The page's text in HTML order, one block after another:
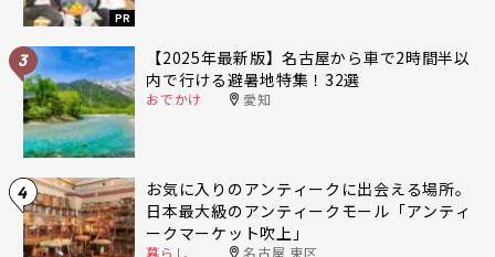
PR
3
【2025年最新版】名古屋から車で2時間半以
内で行ける避暑地特集！32選
おでかけ 愛知
4
お気に入りのアンティークに出会える場所。
日本最大級のアンティークモール「アンティ
ークマーケット吹上」
暮らし 名古屋 東区